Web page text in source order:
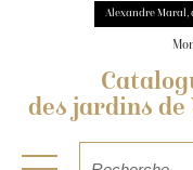
Alexandre Maral,
des jardins